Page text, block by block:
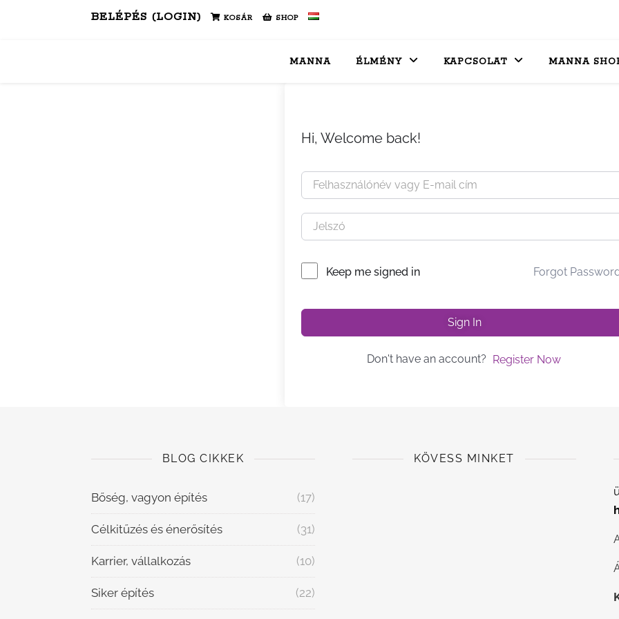
BELÉPÉS (LOGIN) KOSÁR SHOP
MANNA ÉLMÉNY KAPCSOLAT MANNA
Hi, Welcome back!
Keep me signed in Forgot
Sign In
Don't have an account? Register Now
BLOG CIKKEK
Bőség, vagyon építés (17)
Célkitűzés és énerősítés (31)
Karrier, vállalkozás (10)
Siker építés (22)
KÖVESS MINKET